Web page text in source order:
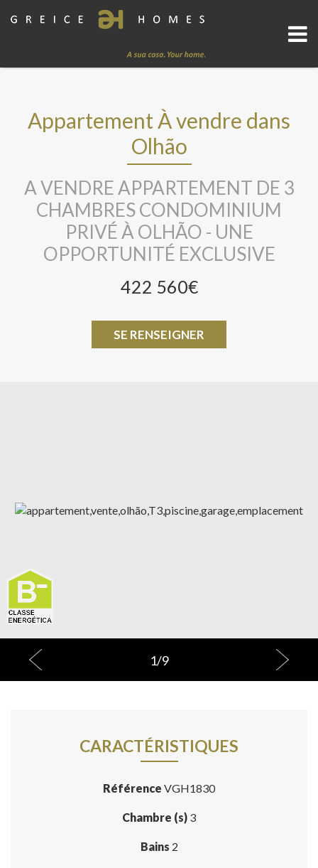
Appartement À vendre dans
Olhão
A VENDRE APPARTEMENT DE 3
CHAMBRES CONDOMINIUM
PRIVÉ À OLHÃO - UNE
OPPORTUNITÉ EXCLUSIVE
422 560€
SE RENSEIGNER
1/9
CARACTÉRISTIQUES
Référence VGH1830
Chambre (s) 3
Bains 2